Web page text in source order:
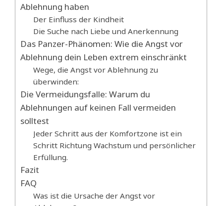
Ablehnung haben
Der Einfluss der Kindheit
Die Suche nach Liebe und Anerkennung
Das Panzer-Phänomen: Wie die Angst vor
Ablehnung dein Leben extrem einschränkt
Wege, die Angst vor Ablehnung zu
überwinden:
Die Vermeidungsfalle: Warum du
Ablehnungen auf keinen Fall vermeiden
solltest
Jeder Schritt aus der Komfortzone ist ein
Schritt Richtung Wachstum und persönlicher
Erfüllung.
Fazit
FAQ
Was ist die Ursache der Angst vor